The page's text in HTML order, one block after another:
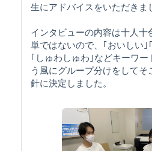
生にアドバイスをいただきま
インタビューの内容は十人十
単ではないので、｢おいしい｣
｢しゅわしゅわ｣などキーワ
う風にグループ分けをしてそ
針に決定しました。